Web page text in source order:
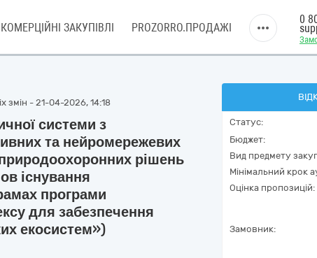
КОМЕРЦІЙНІ ЗАКУПІВЛІ PROZORRO.ПРОДАЖІ
0
змін - 21-04-2026, 14:18
системи з
та нейромережевих
рішень
існування
програми
для забезпечення
екосистем»)
Статус:
Бюджет:
Вид предмету
Мінімальний крок
Оцінка пропозицій:
Замовник: